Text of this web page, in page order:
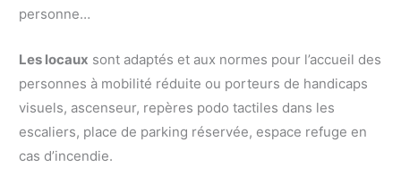
personne…
Les locaux sont adaptés et aux normes pour l’accueil des
personnes à mobilité réduite ou porteurs de handicaps
visuels, ascenseur, repères podo tactiles dans les
escaliers, place de parking réservée, espace refuge en
cas d’incendie.